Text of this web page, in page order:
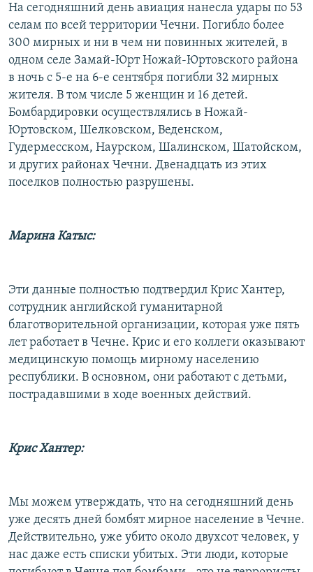
На сегодняшний день авиация нанесла удары по 53
селам по всей территории Чечни. Погибло более
300 мирных и ни в чем ни повинных жителей, в
одном селе Замай-Юрт Ножай-Юртовского района
в ночь с 5-е на 6-е сентября погибли 32 мирных
жителя. В том числе 5 женщин и 16 детей.
Бомбардировки осуществлялись в Ножай-
Юртовском, Шелковском, Веденском,
Гудермесском, Наурском, Шалинском, Шатойском,
и других районах Чечни. Двенадцать из этих
поселков полностью разрушены.
Марина Катыс:
Эти данные полностью подтвердил Крис Хантер,
сотрудник английской гуманитарной
благотворительной организации, которая уже пять
лет работает в Чечне. Крис и его коллеги оказывают
медицинскую помощь мирному населению
республики. В основном, они работают с детьми,
пострадавшими в ходе военных действий.
Крис Хантер:
Мы можем утверждать, что на сегодняшний день
уже десять дней бомбят мирное население в Чечне.
Действительно, уже убито около двухсот человек, у
нас даже есть списки убитых. Эти люди, которые